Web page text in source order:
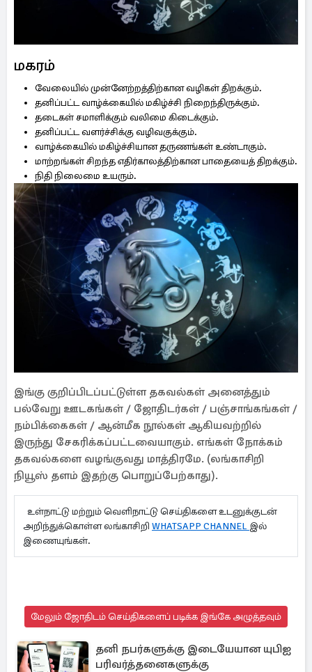
மகரம்
வேலையில் முன்னேற்றத்திற்கான வழிகள் திறக்கும்.
தனிப்பட்ட வாழ்க்கையில் மகிழ்ச்சி நிறைந்திருக்கும்.
தடைகள் சமாளிக்கும் வலிமை கிடைக்கும்.
தனிப்பட்ட வளர்ச்சிக்கு வழிவகுக்கும்.
வாழ்க்கையில் மகிழ்ச்சியான தருணங்கள் உண்டாகும்.
மாற்றங்கள் சிறந்த எதிர்காலத்திற்கான பாதையைத் திறக்கும்.
நிதி நிலைமை உயரும்.
இங்கு குறிப்பிடப்பட்டுள்ள தகவல்கள் அனைத்தும்
பல்வேறு ஊடகங்கள் / ஜோதிடர்கள் / பஞ்சாங்கங்கள் /
நம்பிக்கைகள் / ஆன்மீக நூல்கள் ஆகியவற்றில்
இருந்து சேகரிக்கப்பட்டவையாகும். எங்கள் நோக்கம்
தகவல்களை வழங்குவது மாத்திரமே. (லங்காசிறி
நியூஸ் தளம் இதற்கு பொறுப்பேற்காது).
உள்நாட்டு மற்றும் வெளிநாட்டு செய்திகளை உடனுக்குடன்
அறிந்துக்கொள்ள லங்காசிறி WHATSAPP CHANNEL இல்
இணையுங்கள்.
மேலும் ஜோதிடம் செய்திகளைப் படிக்க இங்கே அழுத்தவும்
தனி நபர்களுக்கு இடையேயான யுபிஐ
பரிவர்த்தனைகளுக்கு